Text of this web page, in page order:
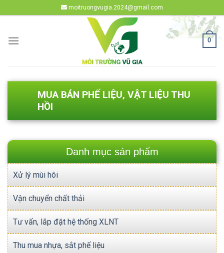
to
moitruongvugia.2024@gmail.com
0
Danh mục sản phẩm
Xử lý mùi hôi
Vận chuyển chất thải
Tư vấn, lắp đặt hệ thống XLNT
Thu mua nhựa, sắt phế liệu
MUA BÁN PHẾ LIỆU, VẬT LIỆU THU
HỒI